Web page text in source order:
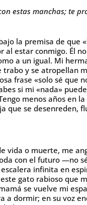
estas manchas; te
la premisa de que
estar conmigo. Él
a un igual. Mi
y se atropellan
frase «solo sé que
si mi «nada»
menos años en
que se desenreden,
vida o muerte, me
con el futuro —no
infinita en
gato rabioso que
se vuelve mi
a dormir; en su voz